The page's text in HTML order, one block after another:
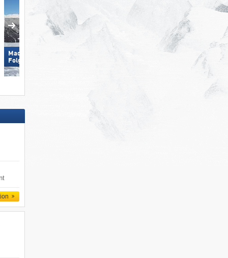
Madonna di Campiglio/​Pinzolo/​
Folgàrida/​Marilleva
Arosa Lenzerheide